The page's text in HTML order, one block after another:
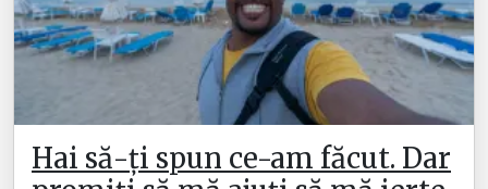
Hai să-ți spun ce-am făcut. Dar